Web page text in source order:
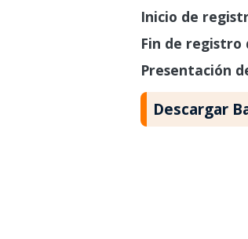
Inicio de
Fin de
Presentación
Descargar